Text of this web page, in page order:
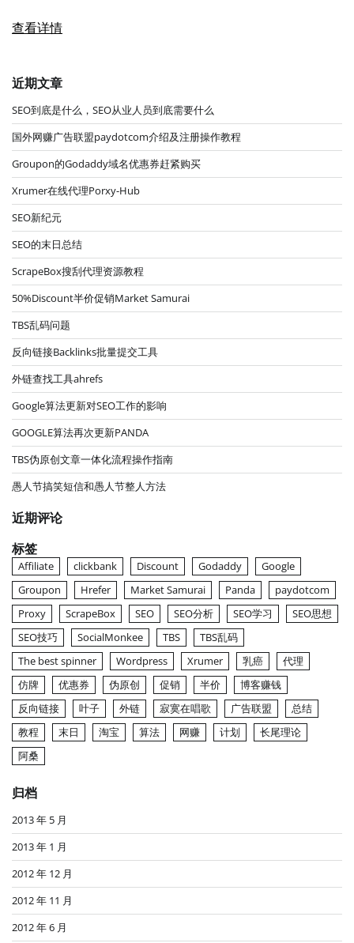
查看详情
近期文章
SEO到底是什么，SEO从业人员到底需要什么
国外网赚广告联盟paydotcom介绍及注册操作教程
Groupon的Godaddy域名优惠券赶紧购买
Xrumer在线代理Porxy-Hub
SEO新纪元
SEO的末日总结
ScrapeBox搜刮代理资源教程
50%Discount半价促销Market Samurai
TBS乱码问题
反向链接Backlinks批量提交工具
外链查找工具ahrefs
Google算法更新对SEO工作的影响
GOOGLE算法再次更新PANDA
TBS伪原创文章一体化流程操作指南
愚人节搞笑短信和愚人节整人方法
近期评论
标签
Affiliate clickbank Discount Godaddy
Google
Groupon
Hrefer Market Samurai Panda
paydotcom
Proxy
ScrapeBox SEO SEO分析 SEO学习
SEO思想
SEO技巧
SocialMonkee TBS
TBS乱码
The best spinner
Wordpress Xrumer 乳癌
代理
仿牌
优惠券 伪原创 促销 半价
博客赚钱
反向链接
叶子 外链 寂寞在唱歌 广告联盟
总结
教程
末日 淘宝 算法 网赚 计划
长尾理论
阿桑
归档
2013 年 5 月
2013 年 1 月
2012 年 12 月
2012 年 11 月
2012 年 6 月